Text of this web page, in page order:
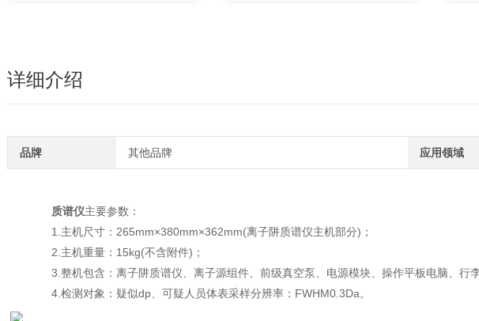
详细介绍
品牌 其他品牌 应用领域
质谱仪主要参数：
1.主机尺寸：265mm×380mm×362mm(离子阱质谱仪主机部分)；
2.主机重量：15kg(不含附件)；
3.整机包含：离子阱质谱仪、离子源组件、前级真空泵、电源模块、操作平板电脑、行
4.检测对象：疑似dp、可疑人员体表采样分辨率：FWHM0.3Da。